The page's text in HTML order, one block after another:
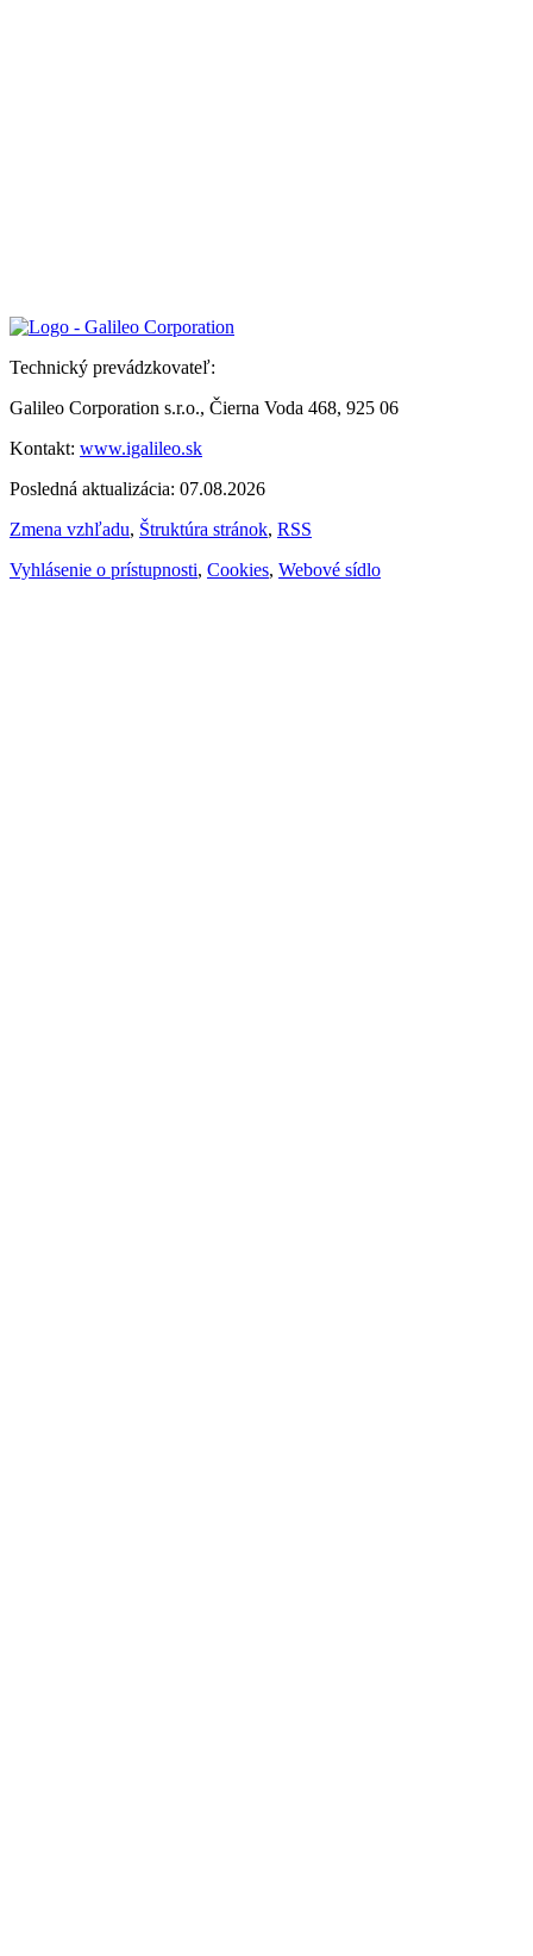
Technický prevádzkovateľ:
Galileo Corporation s.r.o., Čierna Voda 468, 925 06
Kontakt: www.igalileo.sk
Posledná aktualizácia: 07.08.2026
Zmena vzhľadu, Štruktúra stránok, RSS
Vyhlásenie o prístupnosti, Cookies, Webové sídlo